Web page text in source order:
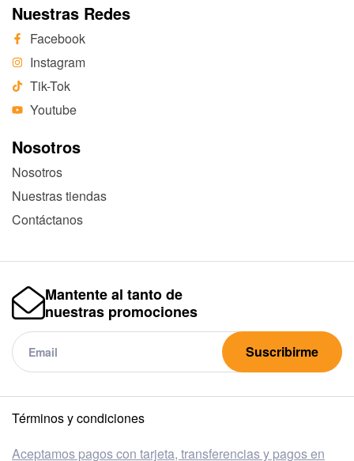
Nuestras Redes
Facebook
Instagram
Tik-Tok
Youtube
Nosotros
Nosotros
Nuestras tiendas
Contáctanos
Mantente al tanto de
nuestras promociones
Suscribirme
Términos y condiciones
Aceptamos pagos con tarjeta, transferencias y pagos en